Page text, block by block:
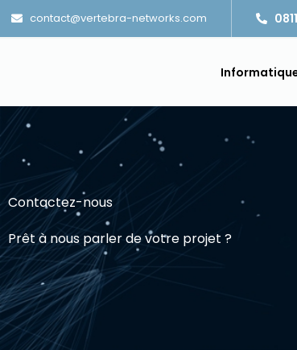
Aller
au
contact@vertebra-networks.com
Contactez-nous
Prêt à nous parler de votre projet ?